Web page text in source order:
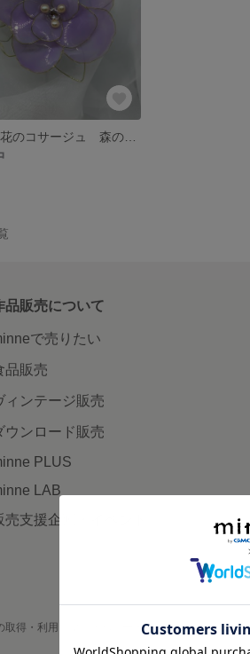
紫のお花のコサージュ 森のお花シリーズ
品販売について
で売りたい
品販売
ィンテージ販売
ウンロード販売
PLUS
LAB
売支援企画・イベント
取得・利用 プライバシーポリシー 会社概要